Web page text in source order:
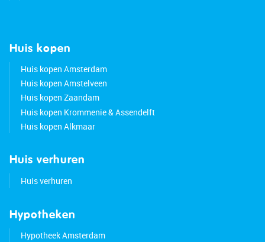
Huis kopen
Huis kopen Amsterdam
Huis kopen Amstelveen
Huis kopen Zaandam
Huis kopen Krommenie & Assendelft
Huis kopen Alkmaar
Huis verhuren
Huis verhuren
Hypotheken
Hypotheek Amsterdam